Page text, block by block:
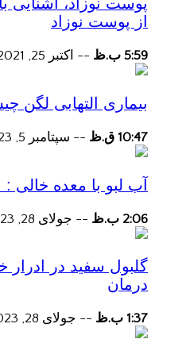
از پوست نوزاد
5:59 ب.ظ -- اکتبر 25, 2021
بیماری التهابی لگن
10:47 ق.ظ -- سپتامبر 5, 2023
آب لبو با معده خالی
2:06 ب.ظ -- جولای 28, 2023
گلبول سفید در ادرار
درمان
1:37 ب.ظ -- جولای 28, 2023